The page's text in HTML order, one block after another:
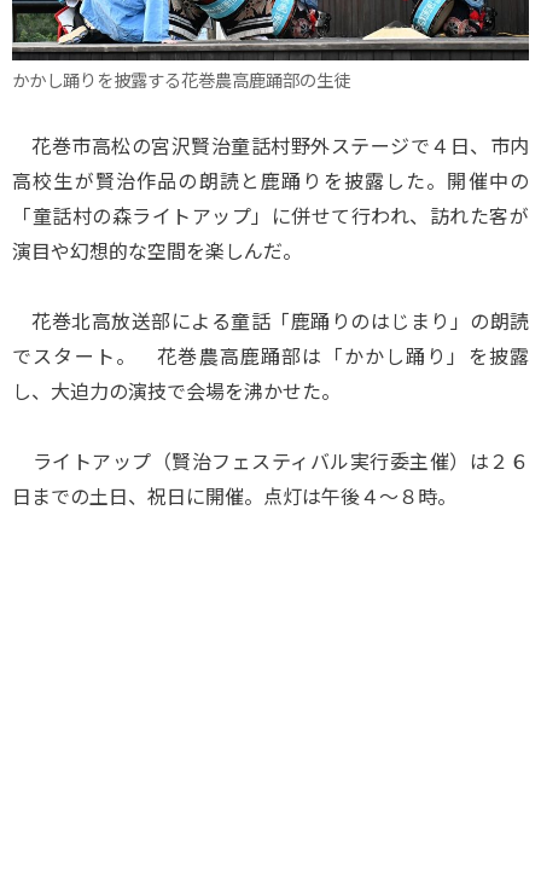
かかし踊りを披露する花巻農高鹿踊部の生徒
花巻市高松の宮沢賢治童話村野外ステージで４日、市内
高校生が賢治作品の朗読と鹿踊りを披露した。開催中の
「童話村の森ライトアップ」に併せて行われ、訪れた客が
演目や幻想的な空間を楽しんだ。
花巻北高放送部による童話「鹿踊りのはじまり」の朗読
でスタート。 花巻農高鹿踊部は「かかし踊り」を披露
し、大迫力の演技で会場を沸かせた。
ライトアップ（賢治フェスティバル実行委主催）は２６
日までの土日、祝日に開催。点灯は午後４～８時。